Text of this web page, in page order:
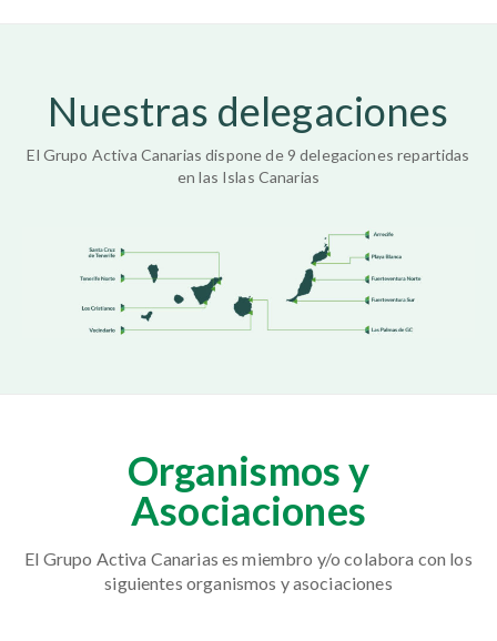
Nuestras delegaciones
El Grupo Activa Canarias dispone de 9 delegaciones repartidas
en las Islas Canarias
Organismos y
Asociaciones
El Grupo Activa Canarias es miembro y/o colabora con los
siguientes organismos y asociaciones